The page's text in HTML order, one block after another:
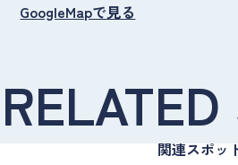
GoogleMapで見る
関連スポッ